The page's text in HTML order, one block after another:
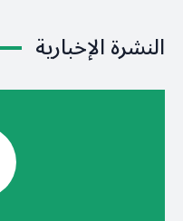
النشرة الإخبارية